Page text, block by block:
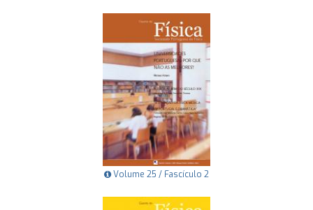
Volume 25 / Fascículo 2